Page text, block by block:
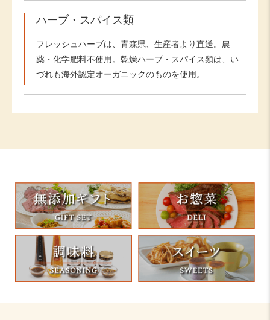
ハーブ・スパイス類
フレッシュハーブは、青森県、生産者より直送。農
薬・化学肥料不使用。乾燥ハーブ・スパイス類は、い
づれも海外認定オーガニックのものを使用。